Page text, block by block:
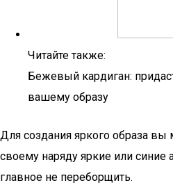
Читайте также:
Бежевый кардиган:
вашему образу
Для создания яркого образа вы
своему наряду яркие или синие
главное не переборщить.